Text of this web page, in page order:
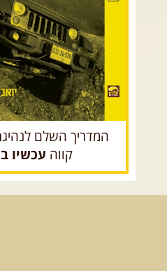
רכב שטח רך רכב שטח
המדריך השלם
קווה עכשיו